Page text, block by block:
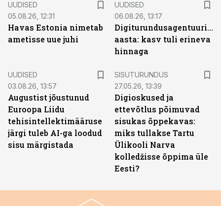
UUDISED
05.08.26, 12:31
Havas Estonia nimetab
ametisse uue juhi
UUDISED
06.08.26, 13:17
Digiturundusagentuuride
aasta: kasv tuli erineva
hinnaga
UUDISED
03.08.26, 13:57
Augustist jõustunud
Euroopa Liidu
tehisintellektimääruse
järgi tuleb AI-ga loodud
sisu märgistada
SISUTURUNDUS
27.05.26, 13:39
Digioskused ja
ettevõtlus põimuvad
sisukas õppekavas:
miks tullakse Tartu
Ülikooli Narva
kolledžisse õppima üle
Eesti?